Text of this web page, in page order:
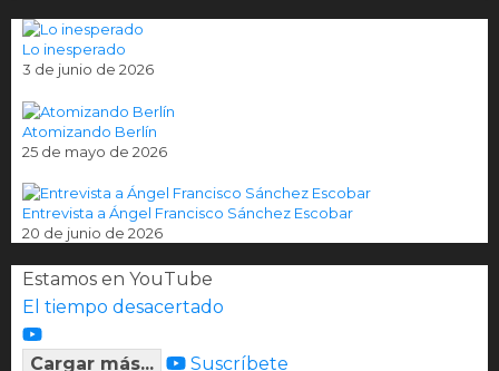
Lo inesperado
3 de junio de 2026
Atomizando Berlín
25 de mayo de 2026
Entrevista a Ángel Francisco Sánchez Escobar
20 de junio de 2026
Estamos en YouTube
El tiempo desacertado
Cargar más... Suscríbete